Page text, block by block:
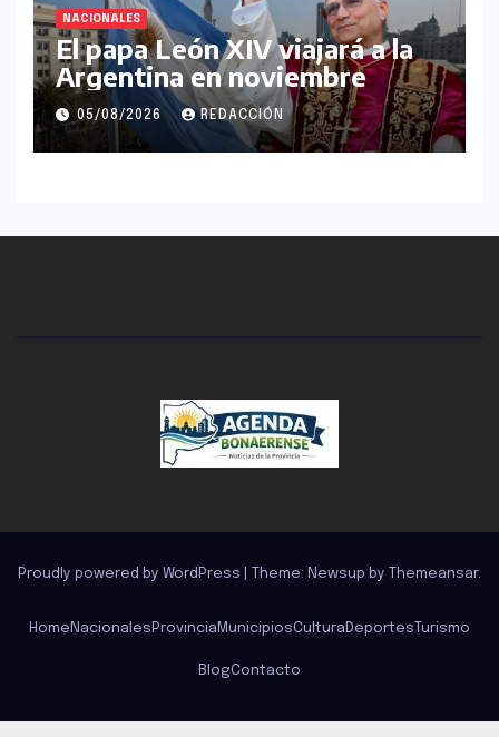
NACIONALES
El papa León XIV viajará a la
Argentina en noviembre
05/08/2026 REDACCIÓN
Proudly powered by WordPress Theme: Newsup by Themeansar.
Home Nacionales Provincia MunicipiosCultura Deportes Turismo
BlogContacto